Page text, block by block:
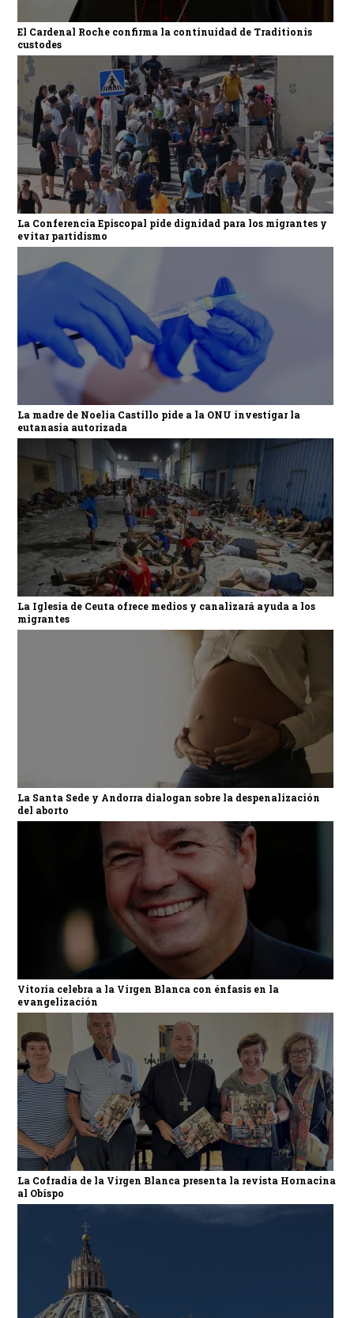
El Cardenal Roche confirma la continuidad de Traditionis
custodes
La Conferencia Episcopal pide dignidad para los migrantes y
evitar partidismo
La madre de Noelia Castillo pide a la ONU investigar la
eutanasia autorizada
La Iglesia de Ceuta ofrece medios y canalizará ayuda a los
migrantes
La Santa Sede y Andorra dialogan sobre la despenalización
del aborto
Vitoria celebra a la Virgen Blanca con énfasis en la
evangelización
La Cofradía de la Virgen Blanca presenta la revista Hornacina
al Obispo